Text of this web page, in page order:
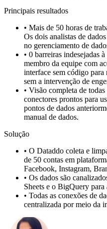
Principais resultados
• Mais de 50 horas de
Os dois analistas de
no gerenciamento de
• 0 barreiras indesejadas
membro da equipe com
interface sem código para
sem a intervenção de
• Visão completa de
conectores prontos para
pontos de dados
manual de dados.
Solução
• O Dataddo coleta e
de 50 contas em
Facebook, Instagram,
• Os dados são
Sheets e o BigQuery para
• Todas as conexões de
centralizada por meio da